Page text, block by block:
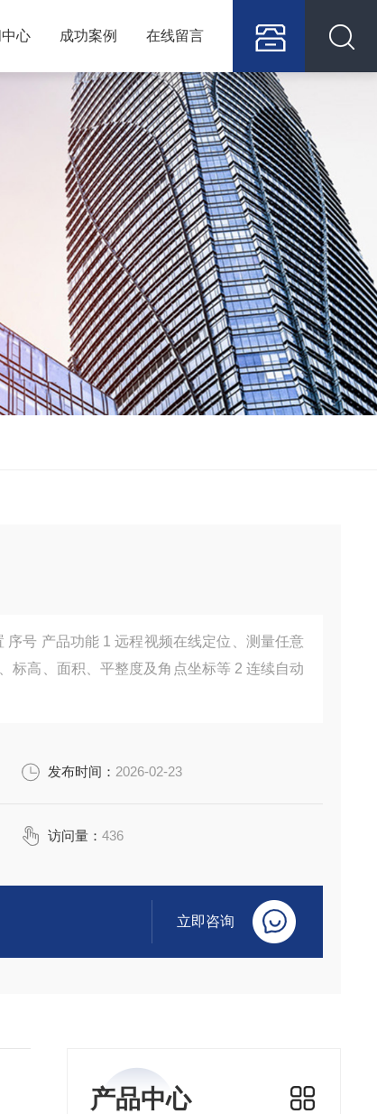
15305351618
心 成功案例 在线留言
面积、平整度及角点坐标等 2 连续自动
发布时间： 2026-02-23
访问量： 436
立即咨询
产品中心